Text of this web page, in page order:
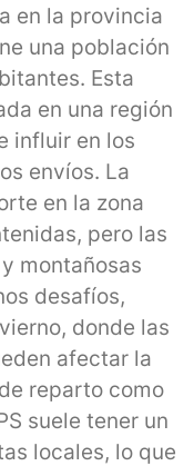
en la provincia
una población
Esta
en una región
influir en los
envíos. La
en la zona
pero las
montañosas
desafíos,
donde las
afectar la
reparto como
suele tener un
locales, lo que